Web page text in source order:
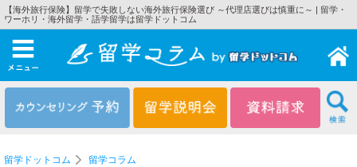
【海外旅行保険】留学で失敗しない海外旅行保険選び ～代理店選びは慎重に～ | 留学・
ワーホリ・海外留学・語学留学は留学ドットコム
メニュー
留学ドットコム
留学コラム